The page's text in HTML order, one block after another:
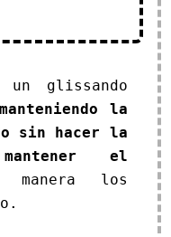
un glissando
manteniendo la
sin hacer la
el
los